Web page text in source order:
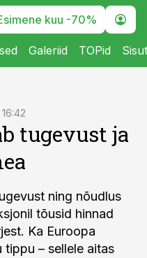
kuu -70%
Galeriid TOPid
tugevust ja
ning nõudlus
tõusid hinnad
Ka Euroopa
tippu – sellele aitas